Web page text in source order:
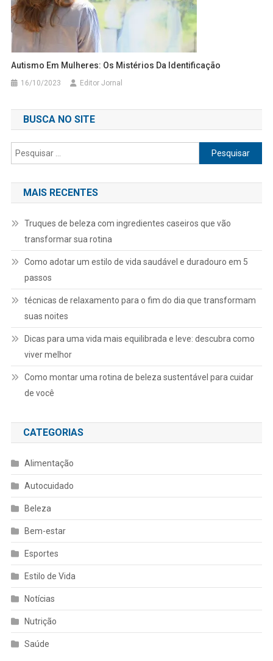
Autismo Em Mulheres: Os Mistérios Da Identificação
16/10/2023 Editor Jornal
BUSCA NO SITE
Pesquisar
por:
MAIS RECENTES
Truques de beleza com ingredientes caseiros que vão
transformar sua rotina
Como adotar um estilo de vida saudável e duradouro em 5
passos
técnicas de relaxamento para o fim do dia que transformam
suas noites
Dicas para uma vida mais equilibrada e leve: descubra como
viver melhor
Como montar uma rotina de beleza sustentável para cuidar
de você
CATEGORIAS
Alimentação
Autocuidado
Beleza
Bem-estar
Esportes
Estilo de Vida
Notícias
Nutrição
Saúde